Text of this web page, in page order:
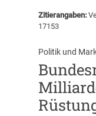
Zitierangaben:
17153
Politik und